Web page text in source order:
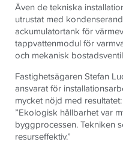
Även de tekniska
utrustat med
ackumulatortank för
tappvattenmodul för
och mekanisk
Fastighetsägaren Stefan
ansvarat för
mycket nöjd med resultatet:
”Ekologisk hållbarhet var
byggprocessen. Tekniken
resurseffektiv.”